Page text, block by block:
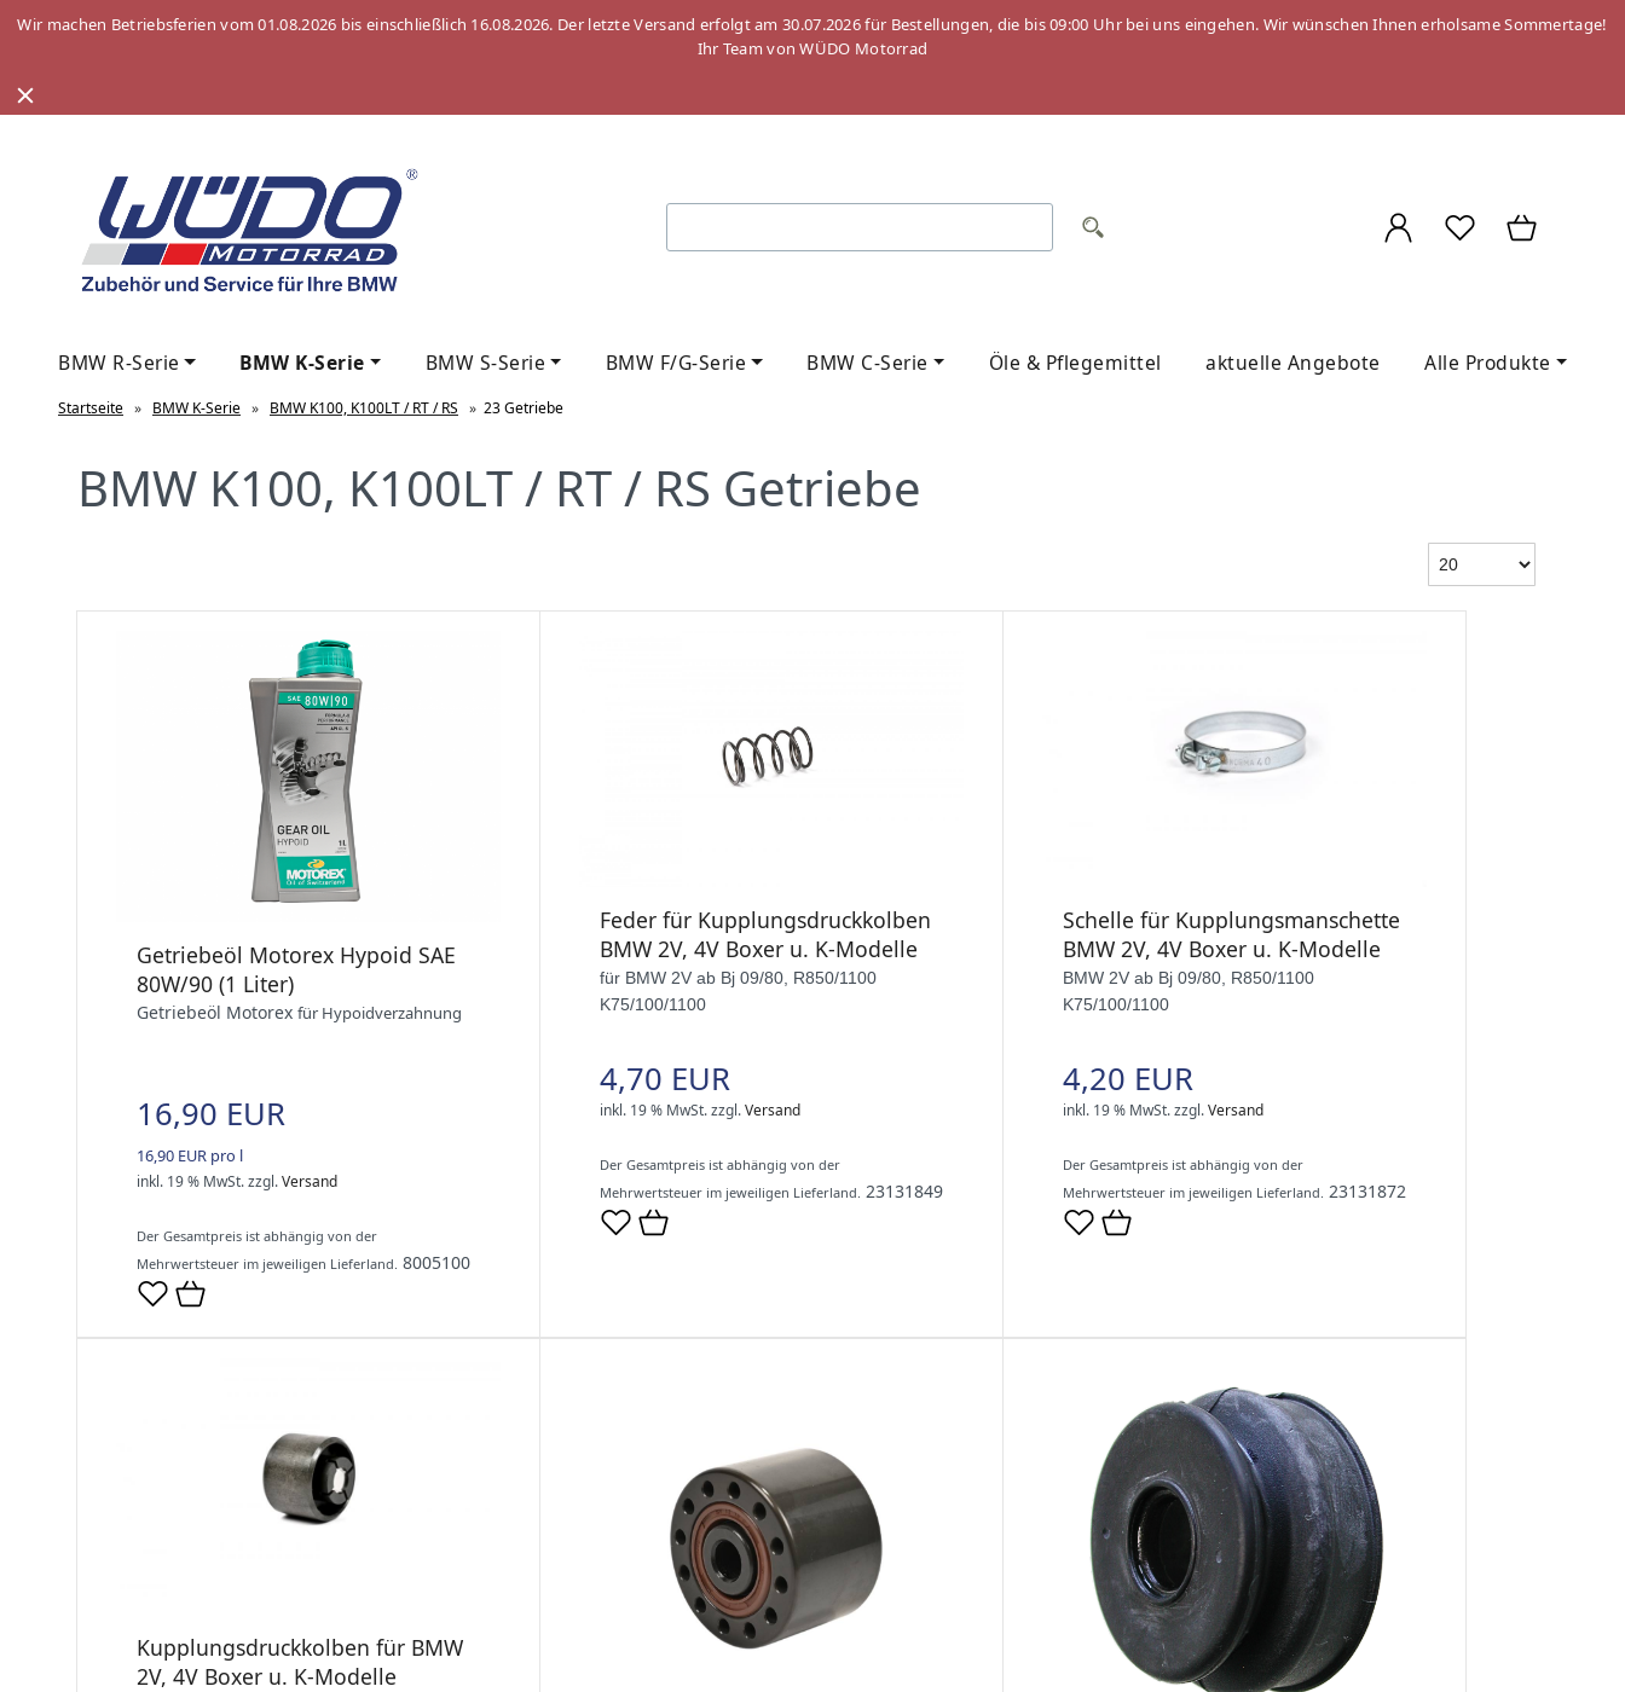
Wir machen Betriebsferien vom 01.08.2026 bis einschließlich 16.08.2026. Der letzte Versand erfolgt am 30.07.2026 für Bestellungen, die bis 09:00 Uhr bei uns eingehen. Wir wünschen Ihnen erholsame Sommertage!
Ihr Team von WÜDO Motorrad
BMW R-Serie BMW K-Serie BMW S-Serie BMW F/G-Serie BMW C-Serie Öle & Pflegemittel aktuelle Angebote Alle Produkte
Startseite » BMW K-Serie » BMW K100, K100LT / RT / RS » 23 Getriebe
BMW K100, K100LT / RT / RS Getriebe
Getriebeöl Motorex Hypoid SAE
80W/90 (1 Liter)
Getriebeöl Motorex für Hypoidverzahnung
16,90 EUR
16,90 EUR pro l
inkl. 19 % MwSt.zzgl.Versand
Der Gesamtpreis ist abhängig von der
Mehrwertsteuer im jeweiligen Lieferland. 8005100
Feder für Kupplungsdruckkolben
BMW 2V, 4V Boxer u. K-Modelle
für BMW 2V ab Bj 09/80, R850/1100
K75/100/1100
4,70 EUR
inkl. 19 % MwSt.zzgl.Versand
Der Gesamtpreis ist abhängig von der
Mehrwertsteuer im jeweiligen Lieferland. 23131849
Schelle für Kupplungsmanschette
BMW 2V, 4V Boxer u. K-Modelle
BMW 2V ab Bj 09/80, R850/1100
K75/100/1100
4,20 EUR
inkl. 19 % MwSt.zzgl.Versand
Der Gesamtpreis ist abhängig von der
Mehrwertsteuer im jeweiligen Lieferland. 23131872
Kupplungsdruckkolben für BMW
2V, 4V Boxer u. K-Modelle